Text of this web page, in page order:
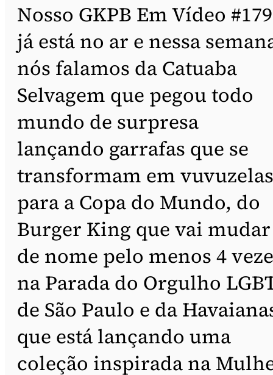
Nosso GKPB Em Vídeo #179
já está no ar e nessa
nós falamos da Catuaba
Selvagem que pegou todo
mundo de surpresa
lançando garrafas que se
transformam em vuvuzelas
para a Copa do Mundo, do
Burger King que vai mudar
de nome pelo menos 4
na Parada do Orgulho
de São Paulo e da
que está lançando uma
coleção inspirada na